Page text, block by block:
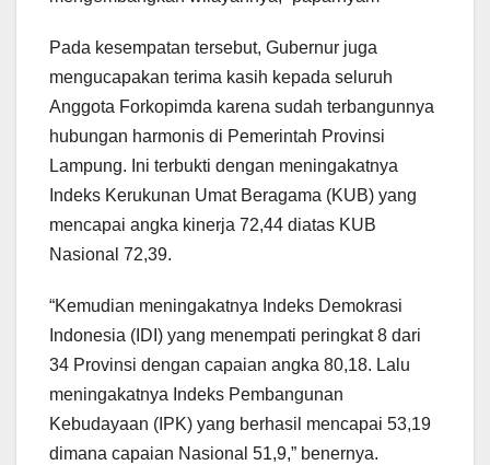
Pada kesempatan tersebut, Gubernur juga
mengucapakan terima kasih kepada seluruh
Anggota Forkopimda karena sudah terbangunnya
hubungan harmonis di Pemerintah Provinsi
Lampung. Ini terbukti dengan meningakatnya
Indeks Kerukunan Umat Beragama (KUB) yang
mencapai angka kinerja 72,44 diatas KUB
Nasional 72,39.
“Kemudian meningakatnya Indeks Demokrasi
Indonesia (IDI) yang menempati peringkat 8 dari
34 Provinsi dengan capaian angka 80,18. Lalu
meningakatnya Indeks Pembangunan
Kebudayaan (IPK) yang berhasil mencapai 53,19
dimana capaian Nasional 51,9,” benernya.